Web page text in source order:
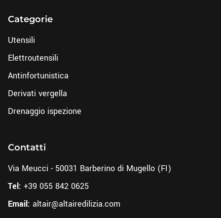
Categorie
Utensili
Elettroutensili
Antinfortunistica
Derivati vergella
Drenaggio ispezione
Contatti
Via Meucci - 50031 Barberino di Mugello (FI)
Tel: +39 055 842 0625
Email: altair@altairedilizia.com